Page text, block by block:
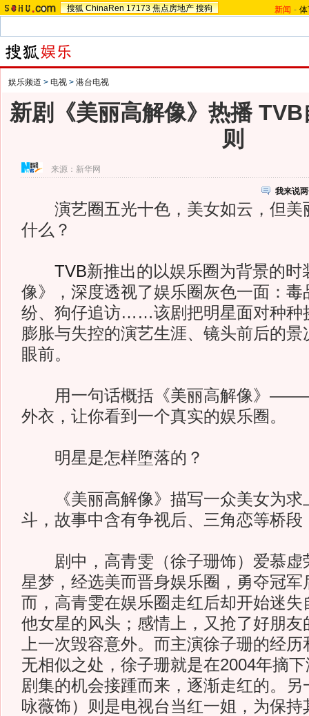
搜狐 ChinaRen 17173 焦点房地产 搜狗 新闻 -
娱乐频道 > 电视 > 港台电视
新剧《美丽高解像》热播
则
来源： 新华网
我来说
演艺圈五光十色，美女如云，但美
什么？
TVB新推出的以娱乐圈为背景的时
像》，深度透视了娱乐圈灰色一面：毒
纷、狗仔追访……该剧把明星面对种种
膨胀与失控的演艺生涯、镜头前后的
眼前。
用一句话概括《美丽高解像》
外衣，让你看到一个真实的娱乐圈。
明星是怎样堕落的？
《美丽高解像》描写一众美女为求
斗，故事中含有争视后、三角恋等桥段
剧中，高青雯（徐子珊饰）爱慕虚
星梦，经选美而晋身娱乐圈，勇夺冠军
而，高青雯在娱乐圈走红后却开始迷失
他女星的风头；感情上，又抢了好朋友
上一次毁容意外。而主演徐子珊的经
无相似之处，徐子珊就是在2004年摘
剧集的机会接踵而来，逐渐走红的。
咏薇饰）则是电视台当红一姐，为保持